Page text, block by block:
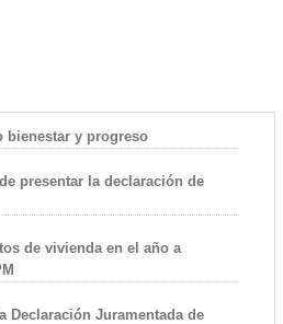
bienestar y progreso
presentar la declaración de
de vivienda en el año a
Declaración Juramentada de